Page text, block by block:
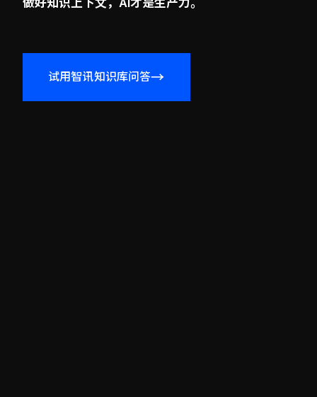
试用智讯知识库问答→